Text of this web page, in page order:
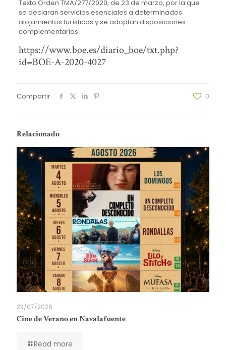
Texto:Orden TMA/277/2020, de 23 de marzo, por la que
se declaran servicios esenciales a determinados
alojamientos turísticos y se adoptan disposiciones
complementarias.
https://www.boe.es/diario_boe/txt.php?
id=BOE-A-2020-4027
Compartir 0
Relacionado
23/07/2026
Cine de Verano en Navalafuente
Read more